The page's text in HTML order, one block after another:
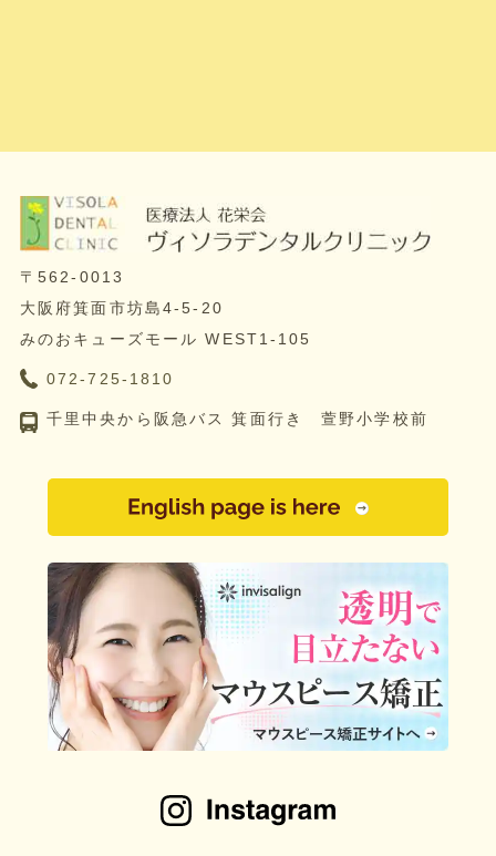
〒562-0013
大阪府箕面市坊島4-5-20
みのおキューズモール WEST1-105
072-725-1810
千里中央から阪急バス 箕面行き 萱野小学校前